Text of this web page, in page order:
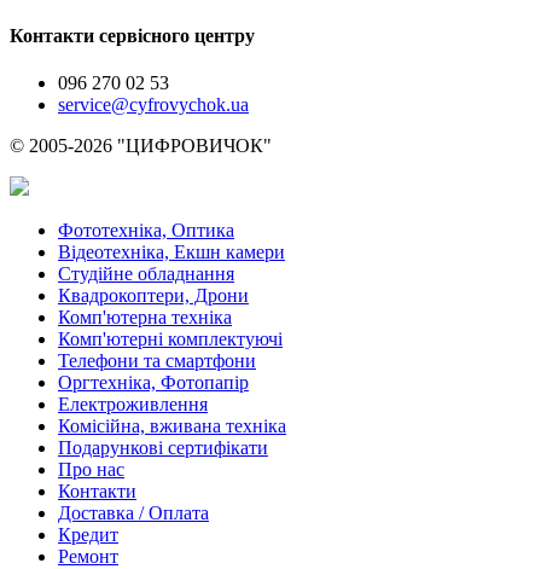
Контакти сервісного центру
096 270 02 53
service@cyfrovychok.ua
© 2005-2026 "ЦИФРОВИЧОК"
Фототехніка, Оптика
Відеотехніка, Екшн камери
Студійне обладнання
Квадрокоптери, Дрони
Комп'ютерна техніка
Комп'ютерні комплектуючі
Телефони та смартфони
Оргтехніка, Фотопапір
Електроживлення
Комісійна, вживана техніка
Подарункові сертифікати
Про нас
Контакти
Доставка / Оплата
Кредит
Ремонт